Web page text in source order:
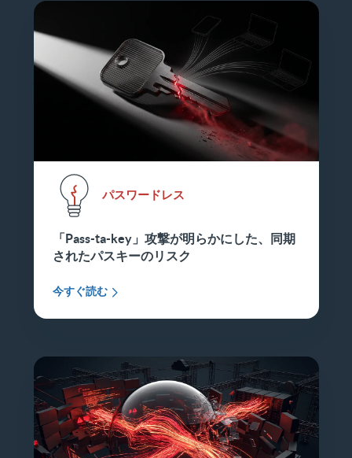
パスワードレス
「Pass-ta-key」攻撃が明らかにした、同期
されたパスキーのリスク
今すぐ読む